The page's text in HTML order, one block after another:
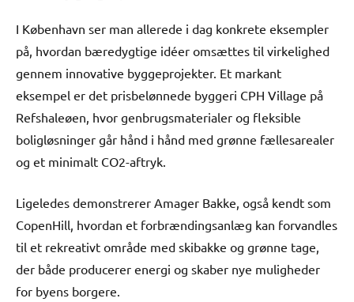
I København ser man allerede i dag konkrete eksempler
på, hvordan bæredygtige idéer omsættes til virkelighed
gennem innovative byggeprojekter. Et markant
eksempel er det prisbelønnede byggeri CPH Village på
Refshaleøen, hvor genbrugsmaterialer og fleksible
boligløsninger går hånd i hånd med grønne fællesarealer
og et minimalt CO2-aftryk.
Ligeledes demonstrerer Amager Bakke, også kendt som
CopenHill, hvordan et forbrændingsanlæg kan forvandles
til et rekreativt område med skibakke og grønne tage,
der både producerer energi og skaber nye muligheder
for byens borgere.